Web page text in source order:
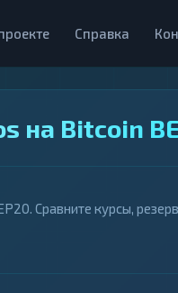
Справка
на Bitcoin
Сравните курсы,